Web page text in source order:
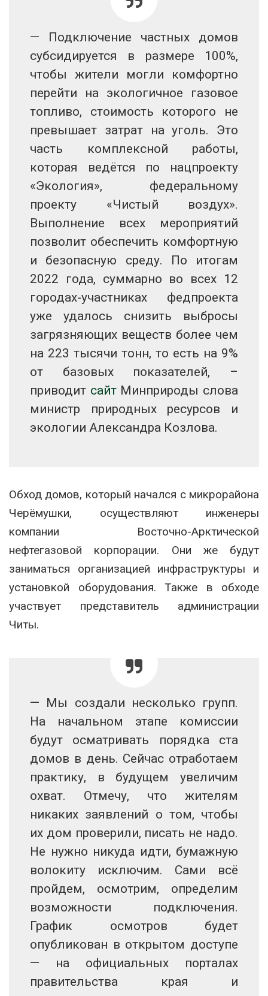
— Подключение частных домов
субсидируется в размере 100%,
чтобы жители могли комфортно
перейти на экологичное газовое
топливо, стоимость которого не
превышает затрат на уголь. Это
часть комплексной работы,
которая ведётся по нацпроекту
«Экология», федеральному
проекту «Чистый воздух».
Выполнение всех мероприятий
позволит обеспечить комфортную
и безопасную среду. По итогам
2022 года, суммарно во всех 12
городах-участниках федпроекта
уже удалось снизить выбросы
загрязняющих веществ более чем
на 223 тысячи тонн, то есть на 9%
от базовых показателей, –
приводит сайтМинприроды слова
министр природных ресурсов и
экологии Александра Козлова.
Обход домов, который начался с микрорайона
Черёмушки, осуществляют инженеры
компании Восточно-Арктической
нефтегазовой корпорации. Они же будут
заниматься организацией инфраструктуры и
установкой оборудования. Также в обходе
участвует представитель администрации
Читы.
— Мы создали несколько групп.
На начальном этапе комиссии
будут осматривать порядка ста
домов в день. Сейчас отработаем
практику, в будущем увеличим
охват. Отмечу, что жителям
никаких заявлений о том, чтобы
их дом проверили, писать не надо.
Не нужно никуда идти, бумажную
волокиту исключим. Сами всё
пройдем, осмотрим, определим
возможности подключения.
График осмотров будет
опубликован в открытом доступе
— на официальных порталах
правительства края и